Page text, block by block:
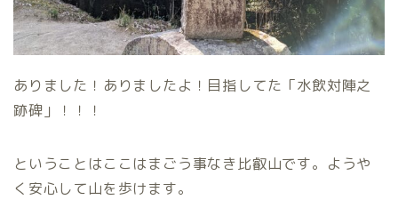
ありました！ありましたよ！目指してた「水飲対陣之
跡碑」！！！
ということはここはまごう事なき比叡山です。ようや
く安心して山を歩けます。